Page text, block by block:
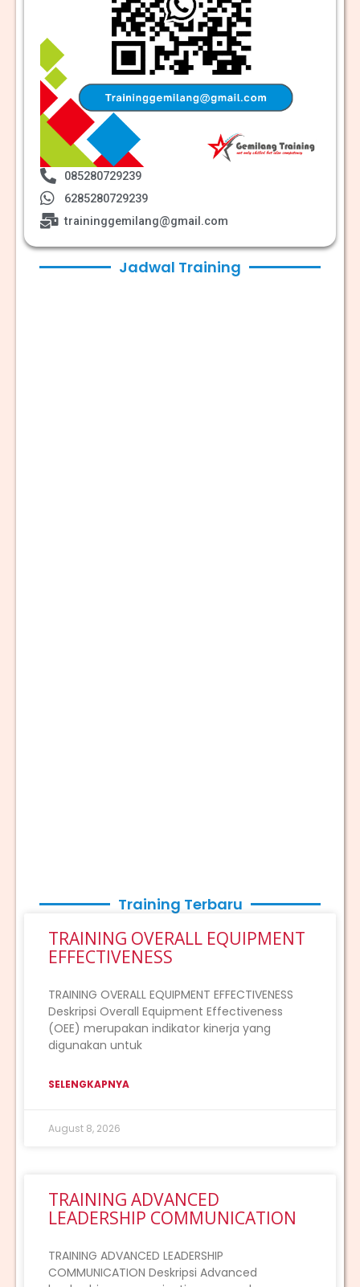
085280729239
6285280729239
traininggemilang@gmail.com
Jadwal Training
Training Terbaru
TRAINING OVERALL EQUIPMENT
EFFECTIVENESS
TRAINING OVERALL EQUIPMENT EFFECTIVENESS
Deskripsi Overall Equipment Effectiveness
(OEE) merupakan indikator kinerja yang
digunakan untuk
SELENGKAPNYA
August 8, 2026
TRAINING ADVANCED
LEADERSHIP COMMUNICATION
TRAINING ADVANCED LEADERSHIP
COMMUNICATION Deskripsi Advanced